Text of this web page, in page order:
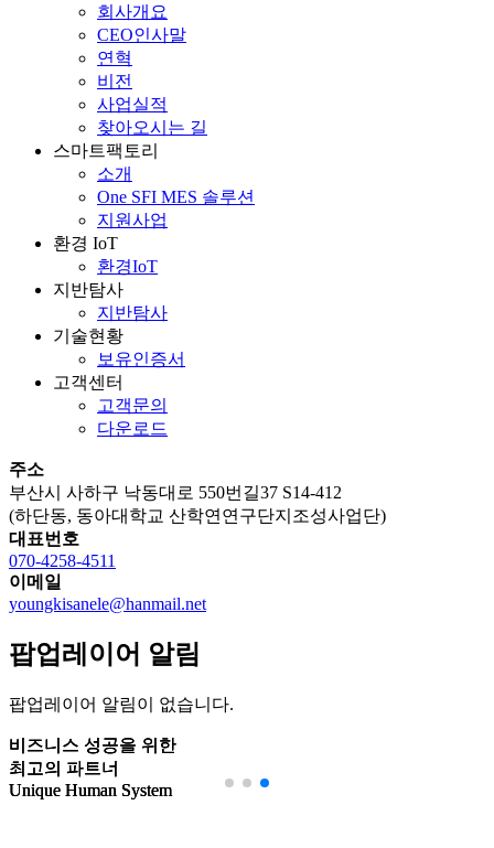
회사개요
CEO인사말
연혁
비전
사업실적
찾아오시는 길
스마트팩토리
소개
One SFI MES 솔루션
지원사업
환경 IoT
환경IoT
지반탐사
지반탐사
기술현황
보유인증서
고객센터
고객문의
다운로드
주소
부산시 사하구 낙동대로 550번길37 S14-412
(하단동, 동아대학교 산학연연구단지조성사업단)
대표번호
070-4258-4511
이메일
youngkisanele@hanmail.net
팝업레이어 알림
팝업레이어 알림이 없습니다.
비즈니스 성공을 위한
최고의 파트너
Unique Human System
비즈니스 성공을 위한
최고의 파트너
Unique Human System
비즈니스 성공을 위한
최고의 파트너
Unique Human System